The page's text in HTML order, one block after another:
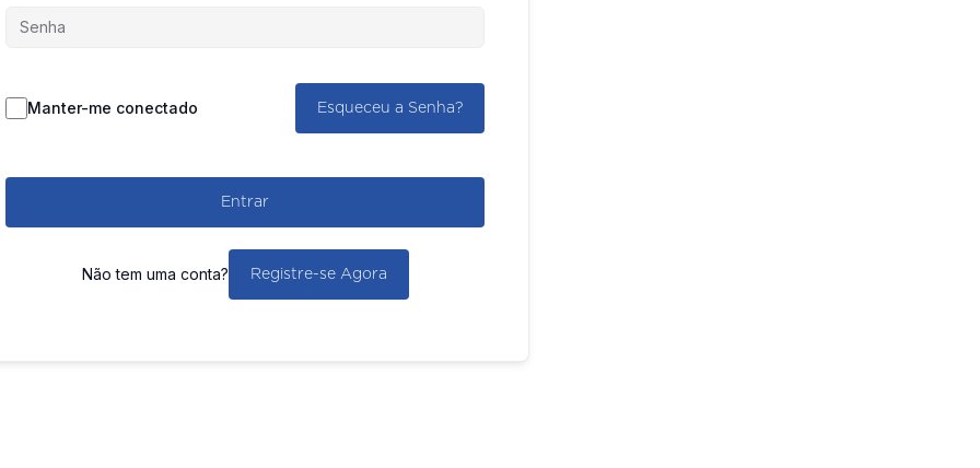
Manter-me conectado Esqueceu a Senha?
Entrar
Não tem uma conta? Registre-se Agora